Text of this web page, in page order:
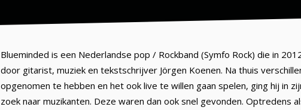
Blueminded is een Nederlandse pop / Rockband (Symfo Rock) die in
door gitarist, muziek en tekstschrijver Jörgen Koenen. Na thuis
opgenomen te hebben en het ook live te willen gaan spelen, ging hij in
zoek naar muzikanten. Deze waren dan ook snel gevonden. Optredens